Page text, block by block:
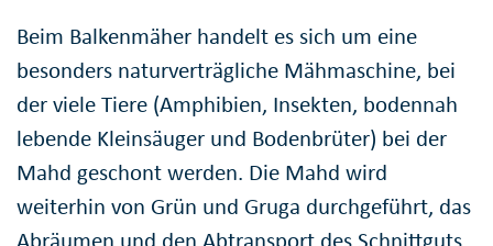
Beim Balkenmäher handelt es sich um eine
besonders naturverträgliche Mähmaschine, bei
der viele Tiere (Amphibien, Insekten, bodennah
lebende Kleinsäuger und Bodenbrüter) bei der
Mahd geschont werden. Die Mahd wird
weiterhin von Grün und Gruga durchgeführt, das
Abräumen und den Abtransport des Schnittguts